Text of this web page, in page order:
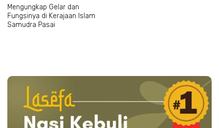
Mengungkap Gelar dan
Fungsinya di Kerajaan Islam
Samudra Pasai